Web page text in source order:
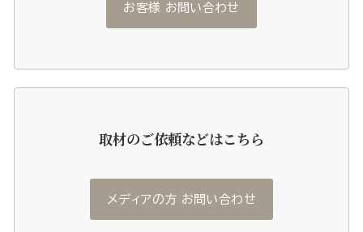
お客様 お問い合わせ
取材のご依頼などはこちら
メディアの方 お問い合わせ